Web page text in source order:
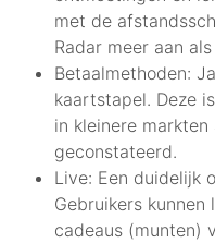
met de
Radar meer aan
Betaalmethoden:
kaartstapel. Deze
in kleinere
geconstateerd.
Live: Een duidelijk
Gebruikers
cadeaus (munten)